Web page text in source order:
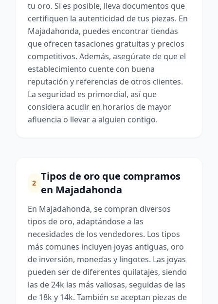
tu oro. Si es posible, lleva documentos que
certifiquen la autenticidad de tus piezas. En
Majadahonda, puedes encontrar tiendas
que ofrecen tasaciones gratuitas y precios
competitivos. Además, asegúrate de que el
establecimiento cuente con buena
reputación y referencias de otros clientes.
La seguridad es primordial, así que
considera acudir en horarios de mayor
afluencia o llevar a alguien contigo.
2
Tipos de oro que compramos
en Majadahonda
En Majadahonda, se compran diversos
tipos de oro, adaptándose a las
necesidades de los vendedores. Los tipos
más comunes incluyen joyas antiguas, oro
de inversión, monedas y lingotes. Las joyas
pueden ser de diferentes quilatajes, siendo
las de 24k las más valiosas, seguidas de las
de 18k y 14k. También se aceptan piezas de